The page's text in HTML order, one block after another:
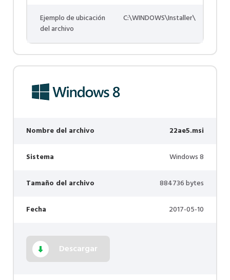
Ejemplo de ubicación
del archivo
C:\WINDOWS\Installer\
Nombre del archivo 22ae5.msi
Sistema Windows 8
Tamaño del archivo 884736 bytes
Fecha 2017-05-10
Descargar